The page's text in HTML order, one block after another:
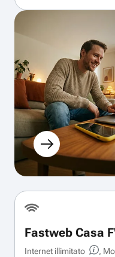
Fastweb Casa
Internet illimitato
,